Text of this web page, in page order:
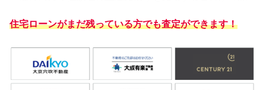
住宅ローンがまだ残っている方でも査定ができます！